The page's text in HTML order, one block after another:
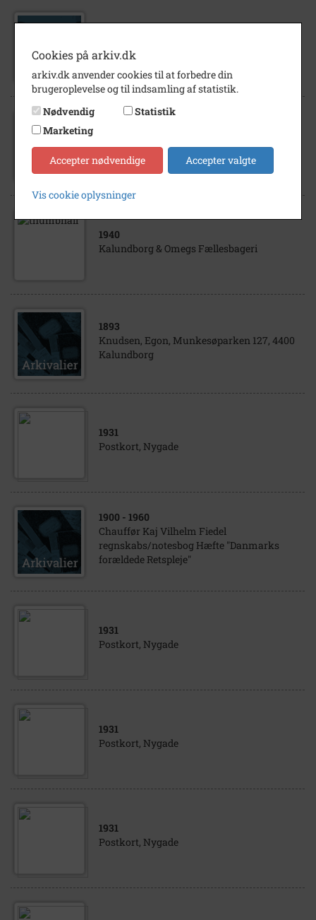
1941
Billeder fra Kalundborg nr. 2 2014
1940
Kalundborg & Omegs Fællesbageri
1893
Knudsen, Egon, Munkesøparken 127, 4400
Kalundborg
1931
Postkort, Nygade
1900 - 1960
Chauffør Kaj Vilhelm Fiedel
regnskabs/notesbog Hæfte "Danmarks
forældede Retspleje"
1931
Postkort, Nygade
1931
Postkort, Nygade
1931
Postkort, Nygade
Cookies på arkiv.dk
arkiv.dk anvender cookies til at forbedre din
brugeroplevelse og til indsamling af statistik.
Nødvendig
Statistik
Marketing
Accepter nødvendige Accepter valgte
Vis cookie oplysninger